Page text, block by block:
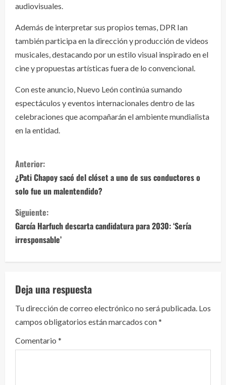
audiovisuales.
Además de interpretar sus propios temas, DPR Ian
también participa en la dirección y producción de videos
musicales, destacando por un estilo visual inspirado en el
cine y propuestas artísticas fuera de lo convencional.
Con este anuncio, Nuevo León continúa sumando
espectáculos y eventos internacionales dentro de las
celebraciones que acompañarán el ambiente mundialista
en la entidad.
S
i
g
u
e
l
e
y
e
n
Anterior:
¿Pati Chapoy sacó del clóset a uno de sus conductores o
solo fue un malentendido?
Siguiente:
García Harfuch descarta candidatura para 2030: ‘Sería
irresponsable’
Deja una respuesta
Tu dirección de correo electrónico no será publicada. Los
campos obligatorios están marcados con*
Comentario *